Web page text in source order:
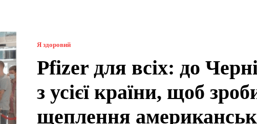
Я здоровий
Pfizer для всіх: до
з усієї країни, щоб
щеплення